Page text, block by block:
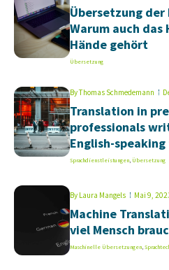
Übersetzung
Warum auch das
Hände gehört
Übersetzung
ByThomas Schmedemann
Translation in
professionals
English-
Sprachdienstleistungen, Übersetzung
By Laura Mangels Mai 9,
Machine
viel Mensch
Maschinelle Übersetzungen,